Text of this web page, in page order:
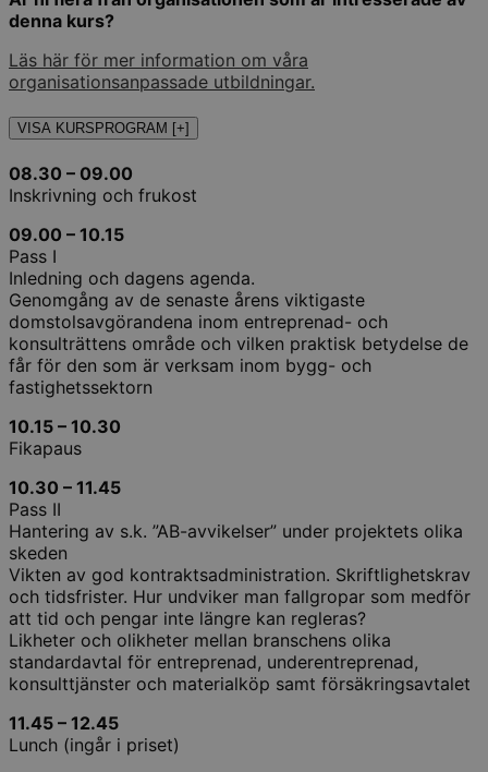
denna kurs?
Läs här för mer information om våra
organisationsanpassade utbildningar.
VISA KURSPROGRAM [+]
08.30 – 09.00
Inskrivning och frukost
09.00 – 10.15
Pass I
Inledning och dagens agenda.
Genomgång av de senaste årens viktigaste
domstolsavgörandena inom entreprenad- och
konsulträttens område och vilken praktisk betydelse de
får för den som är verksam inom bygg- och
fastighetssektorn
10.15 – 10.30
Fikapaus
10.30 – 11.45
Pass II
Hantering av s.k. ”AB-avvikelser” under projektets olika
skeden
Vikten av god kontraktsadministration. Skriftlighetskrav
och tidsfrister. Hur undviker man fallgropar som medför
att tid och pengar inte längre kan regleras?
Likheter och olikheter mellan branschens olika
standardavtal för entreprenad, underentreprenad,
konsulttjänster och materialköp samt försäkringsavtalet
11.45 – 12.45
Lunch (ingår i priset)